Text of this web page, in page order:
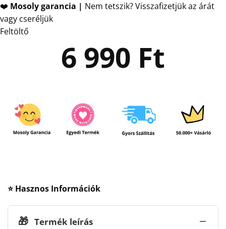
❤️ Mosoly garancia | Nem tetszik? Visszafizetjük az árát
vagy cseréljük
Feltöltő
6 990 Ft
⭐ Hasznos Információk
🎁 Termék leírás